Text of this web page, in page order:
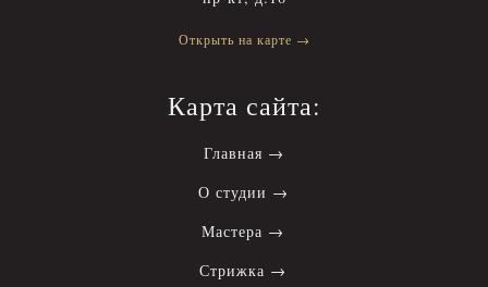
Открыть на карте →
Главная →
О студии →
Мастера →
Стрижка →
Карта сайта: